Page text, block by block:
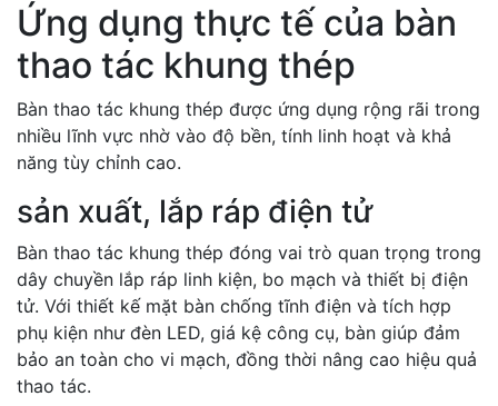
Ứng dụng thực tế của bàn
thao tác khung thép
Bàn thao tác khung thép được ứng dụng rộng rãi trong
nhiều lĩnh vực nhờ vào độ bền, tính linh hoạt và khả
năng tùy chỉnh cao.
sản xuất, lắp ráp điện tử
Bàn thao tác khung thép đóng vai trò quan trọng trong
dây chuyền lắp ráp linh kiện, bo mạch và thiết bị điện
tử. Với thiết kế mặt bàn chống tĩnh điện và tích hợp
phụ kiện như đèn LED, giá kệ công cụ, bàn giúp đảm
bảo an toàn cho vi mạch, đồng thời nâng cao hiệu quả
thao tác.